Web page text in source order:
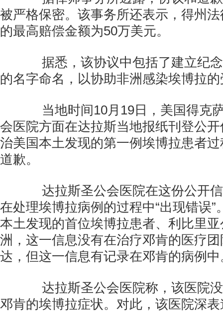
被严格保密。该事务所还表示，得州
的最高赔偿金额为50万美元。
据悉，该协议中包括了建立纪念
的名字命名，以协助非洲感染埃博拉
当地时间10月19日，美国得克
会医院方面在达拉斯当地报纸刊登公
治美国本土发现的第一例埃博拉患者
道歉。
达拉斯圣公会医院在这份公开信
在处理埃博拉病例的过程中“出现错误”
本土发现的首位埃博拉患者、利比里
洲，这一信息没有在治疗邓肯的医疗
达，但这一信息有记录在邓肯的病例中
达拉斯圣公会医院称，该医院没
邓肯的埃博拉症状。对此，该医院深